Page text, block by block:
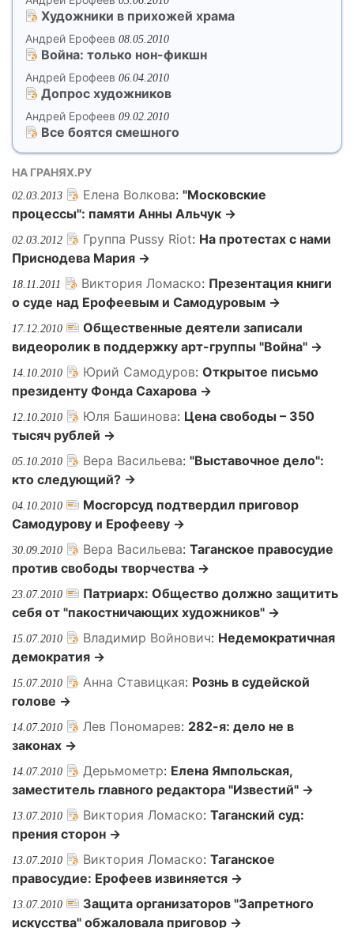
Художники в прихожей храма
Андрей Ерофеев 08.05.2010
Война: только нон-фикшн
Андрей Ерофеев 06.04.2010
Допрос художников
Андрей Ерофеев 09.02.2010
Все боятся смешного
НА ГРАНЯХ.РУ
02.03.2013 Елена Волкова: "Московские
процессы": памяти Анны Альчук →
02.03.2012 Группа Pussy Riot: На протестах с нами
Приснодева Мария →
18.11.2011 Виктория Ломаско: Презентация книги
о суде над Ерофеевым и Самодуровым →
17.12.2010
Общественные деятели записали
видеоролик в поддержку арт-группы "Война" →
14.10.2010 Юрий Самодуров: Открытое письмо
президенту Фонда Сахарова →
12.10.2010 Юля Башинова: Цена свободы – 350
тысяч рублей →
05.10.2010 Вера Васильева: "Выставочное дело":
кто следующий? →
04.10.2010
Мосгорсуд подтвердил приговор
Самодурову и Ерофееву →
30.09.2010 Вера Васильева: Таганское правосудие
против свободы творчества →
23.07.2010
Патриарх: Общество должно защитить
себя от "пакостничающих художников" →
15.07.2010 Владимир Войнович: Недемократичная
демократия →
15.07.2010 Анна Ставицкая: Рознь в судейской
голове →
14.07.2010 Лев Пономарев: 282-я: дело не в
законах →
14.07.2010 Дерьмометр: Елена Ямпольская,
заместитель главного редактора "Известий" →
13.07.2010 Виктория Ломаско: Таганский суд:
прения сторон →
13.07.2010 Виктория Ломаско: Таганское
правосудие: Ерофеев извиняется →
13.07.2010
Защита организаторов "Запретного
искусства" обжаловала приговор →